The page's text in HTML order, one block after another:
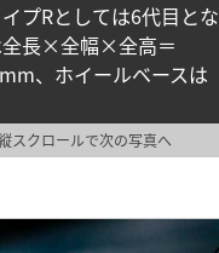
プRとしては6代目とな
全長×全幅×全高＝
、ホイールベースは
スクロールで次の写真へ